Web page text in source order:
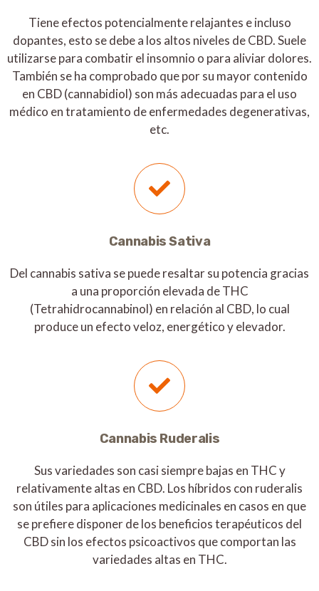
Tiene efectos potencialmente relajantes e incluso
dopantes, esto se debe a los altos niveles de CBD. Suele
utilizarse para combatir el insomnio o para aliviar dolores.
También se ha comprobado que por su mayor contenido
en CBD (cannabidiol) son más adecuadas para el uso
médico en tratamiento de enfermedades degenerativas,
etc.
Cannabis Sativa
Del cannabis sativa se puede resaltar su potencia gracias
a una proporción elevada de THC
(Tetrahidrocannabinol) en relación al CBD, lo cual
produce un efecto veloz, energético y elevador.
Cannabis Ruderalis
Sus variedades son casi siempre bajas en THC y
relativamente altas en CBD. Los híbridos con ruderalis
son útiles para aplicaciones medicinales en casos en que
se prefiere disponer de los beneficios terapéuticos del
CBD sin los efectos psicoactivos que comportan las
variedades altas en THC.